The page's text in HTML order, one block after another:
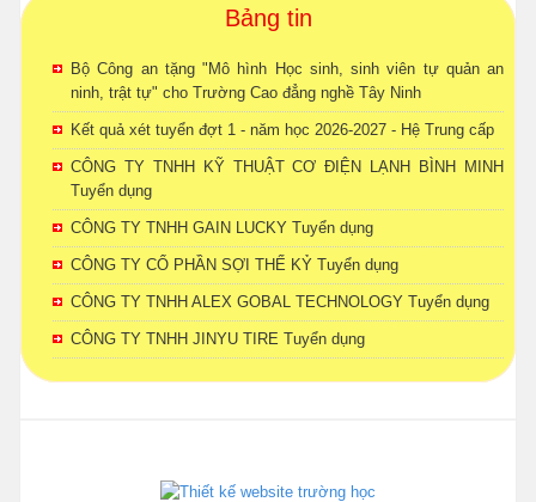
Bảng tin
Bộ Công an tặng "Mô hình Học sinh, sinh viên tự quản an
ninh, trật tự" cho Trường Cao đẳng nghề Tây Ninh
Kết quả xét tuyển đợt 1 - năm học 2026-2027 - Hệ Trung cấp
CÔNG TY TNHH KỸ THUẬT CƠ ĐIỆN LẠNH BÌNH MINH
Tuyển dụng
CÔNG TY TNHH GAIN LUCKY Tuyển dụng
CÔNG TY CỔ PHẦN SỢI THẾ KỶ Tuyển dụng
CÔNG TY TNHH ALEX GOBAL TECHNOLOGY Tuyển dụng
CÔNG TY TNHH JINYU TIRE Tuyển dụng